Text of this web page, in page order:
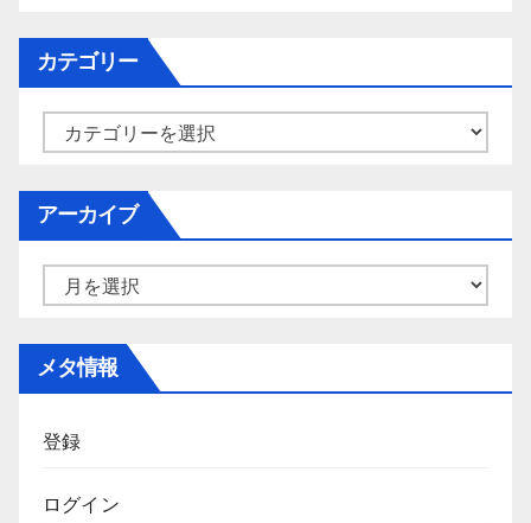
カテゴリー
ー
アーカイブ
メタ情報
登録
ログイン